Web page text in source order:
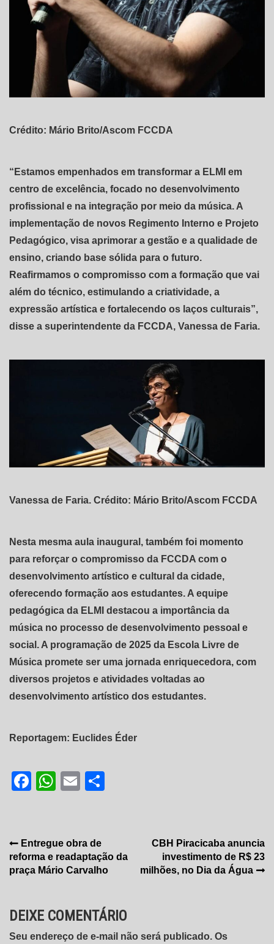
Crédito: Mário Brito/Ascom FCCDA
“Estamos empenhados em transformar a ELMI em
centro de excelência, focado no desenvolvimento
profissional e na integração por meio da música. A
implementação de novos Regimento Interno e Projeto
Pedagógico, visa aprimorar a gestão e a qualidade de
ensino, criando base sólida para o futuro.
Reafirmamos o compromisso com a formação que vai
além do técnico, estimulando a criatividade, a
expressão artística e fortalecendo os laços culturais”,
disse a superintendente da FCCDA, Vanessa de Faria.
Vanessa de Faria. Crédito: Mário Brito/Ascom FCCDA
Nesta mesma aula inaugural, também foi momento
para reforçar o compromisso da FCCDA com o
desenvolvimento artístico e cultural da cidade,
oferecendo formação aos estudantes. A equipe
pedagógica da ELMI destacou a importância da
música no processo de desenvolvimento pessoal e
social. A programação de 2025 da Escola Livre de
Música promete ser uma jornada enriquecedora, com
diversos projetos e atividades voltadas ao
desenvolvimento artístico dos estudantes.
Reportagem: Euclides Éder
Facebook
WhatsApp
Email
Navegação
de
Entregue obra de
reforma e readaptação da
praça Mário Carvalho
CBH Piracicaba anuncia
investimento de R$ 23
milhões, no Dia da Água
DEIXE COMENTÁRIO
Seu endereço de e-mail não será publicado. Os